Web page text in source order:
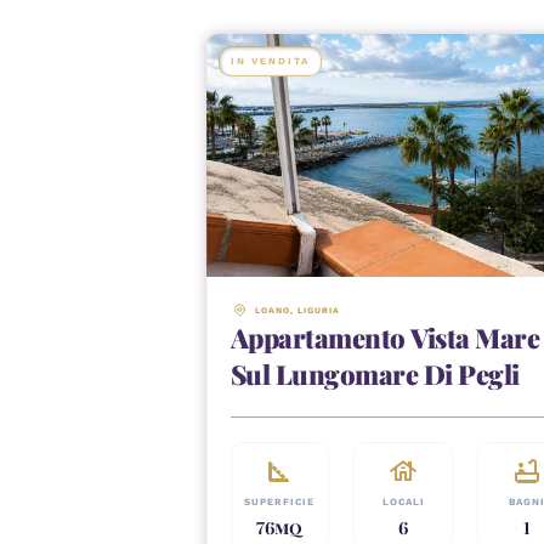
IN VENDITA
LOANO, LIGURIA
Appartamento Vista Mare
Sul Lungomare Di Pegli
square_foot
SUPERFICIE
76MQ
house
LOCALI
6
bathtub
BAGNI
1